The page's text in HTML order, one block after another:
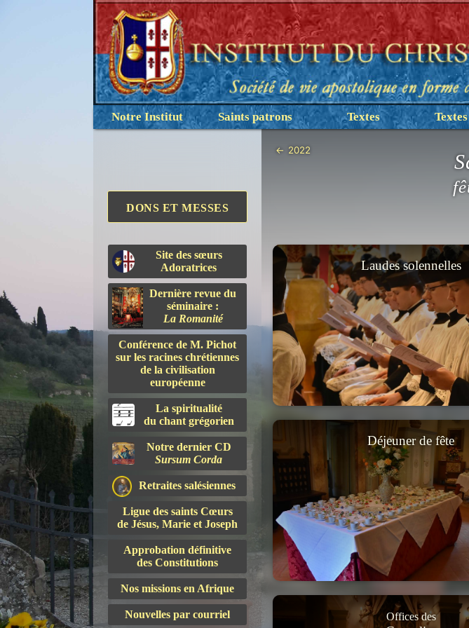
Notre Institut Saints patrons Textes
DONS ET MESSES
Site des sœurs
Adoratrices
Dernière revue du
séminaire :
La Romanité
Conférence de M. Pichot
sur les racines chrétiennes
de la civilisation
européenne
La spiritualité
du chant grégorien
Notre dernier CD
Sursum Corda
Retraites salésiennes
Ligue des saints Cœurs
de Jésus, Marie et Joseph
Approbation définitive
des Constitutions
Nos missions en Afrique
Nouvelles par courriel
← 2022
Laudes solennelles
Déjeuner de fête
Offices des